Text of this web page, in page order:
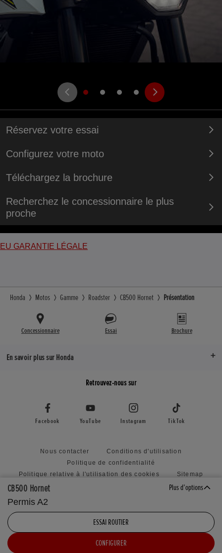
CB500 Hornet
Permis A2
Plus d’options
ESSAI ROUTIER
CONFIGURER
Réservez votre essai
Configurez votre moto
Téléchargez la brochure
Recherchez le concessionnaire le plus
proche
EU GARANTIE LÉGALE
Honda Motos Gamme Roadster CB500 Hornet Présentation
Concessionnaire Essai Brochure
En savoir plus sur Honda
Retrouvez-nous sur
Facebook YouTube Instagram TikTok
Nous contacter
Conditions d'utilisation
Politique de confidentialité
Politique relative à l'utilisation des cookies
Sitemap
Honda RoadSync Connected Services and Products
Politique relative à la soumission d'idées non sollicitées